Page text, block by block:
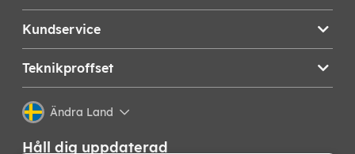
Kundservice
Teknikproffset
Ändra Land
Håll dig uppdaterad